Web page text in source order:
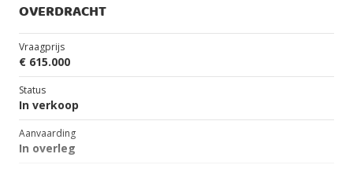
vanwege de uitstekende combinatie van rust, ruimte en
bereikbaarheid. Gezinnen voelen zich hier direct thuis dankzij
de vele speelvoorzieningen, de kinderboerderij,
sportverenigingen en diverse basisscholen, middelbare
scholen én de British School. Winkelcentrum Leidschenveen
bevindt zich op loopafstand voor de dagelijkse
boodschappen. Ook het openbaar vervoer is uitstekend
geregeld met RandstadRail richting Den Haag en Zoetermeer,
OVERDRACHT
Vraagprijs
€ 615.000
Status
In verkoop
Aanvaarding
In overleg